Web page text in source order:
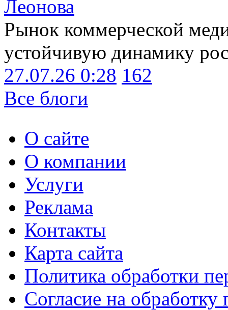
Леонова
Рынок коммерческой
устойчивую динамику
27.07.26 0:28 162
Все блоги
О сайте
О компании
Услуги
Реклама
Контакты
Карта сайта
Политика обработки
Согласие на